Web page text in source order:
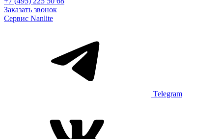
Заказать звонок
Сервис Nanlite
Telegram